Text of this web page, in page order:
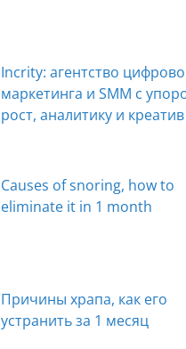
Incrity: агентство
маркетинга и SMM с
рост, аналитику и креатив
Causes of snoring, how to
eliminate it in 1 month
Причины храпа, как его
устранить за 1 месяц